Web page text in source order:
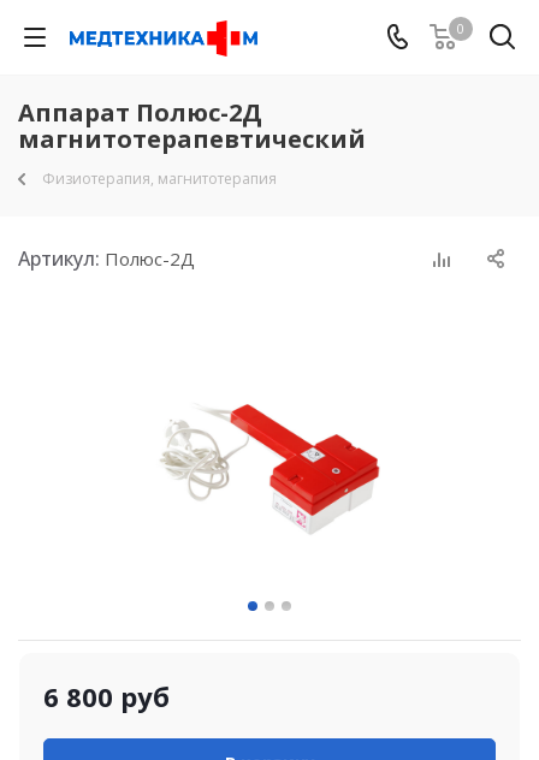
0
Аппарат Полюс-2Д
магнитотерапевтический
Физиотерапия, магнитотерапия
Артикул: Полюс-2Д
6 800 руб